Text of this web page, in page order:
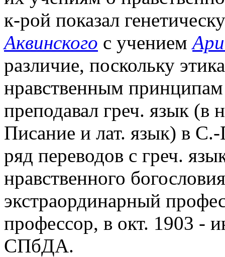
к-рой показал
Аквинского с учением
различие, поскольку
нравственным
преподавал греч. язык
Писание и лат. язык) в
ряд переводов с греч.
нравственного
экстраординарный
профессор, в окт. 1903 -
СПбДА.